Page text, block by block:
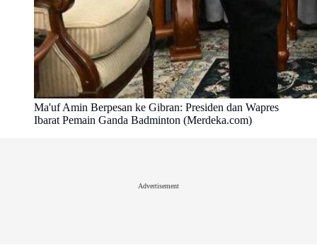
Ma'uf Amin Berpesan ke Gibran: Presiden dan Wapres
Ibarat Pemain Ganda Badminton (Merdeka.com)
Advertisement